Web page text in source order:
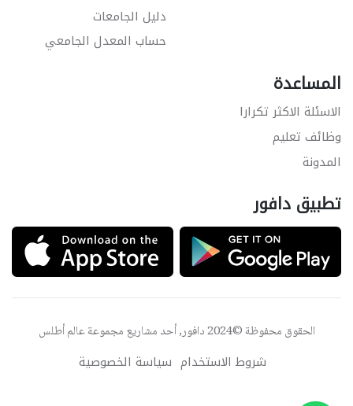
دليل الجامعات
حساب المعدل الجامعي
المساعدة
الاسئلة الاكثر تكرارا
وظائف تعليم
المدونة
تطبيق دافور
الحقوق محفوظة ©2024 دافور, أحد مشاريع مجموعة عالم أطلس
شروط الاستخدام سياسة الخصوصية